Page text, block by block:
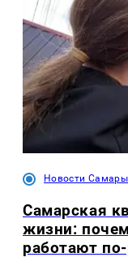
Новости Самары
Самарская
жизни:
работают